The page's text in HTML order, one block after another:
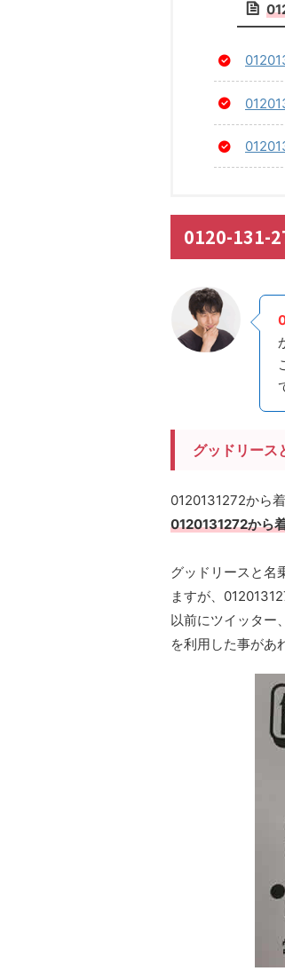
0120-131-
グッドリース
0120131272から
0120131272から
グッドリースと名
ますが、
以前にツイッター
を利用した事があ